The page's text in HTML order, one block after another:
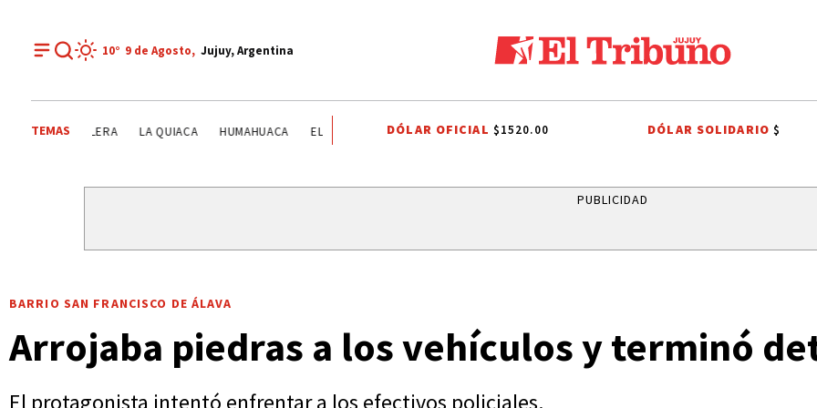
10° 9 de Agosto, Jujuy, Argentina
TEMAS CENTRO INTEGRADOR COMUNITARIO DE HUACALERA LA QUIACA HUMAHUACA EL TIEMPO EN JUJUY RUTAS DE JUJUY
DÓLAR OFICIAL $1520.00 DÓLAR SOLIDARIO$
PUBLICIDAD
BARRIO SAN FRANCISCO DE ÁLAVA
Arrojaba piedras a los vehículos y terminó
El protagonista intentó enfrentar a los efectivos policiales.